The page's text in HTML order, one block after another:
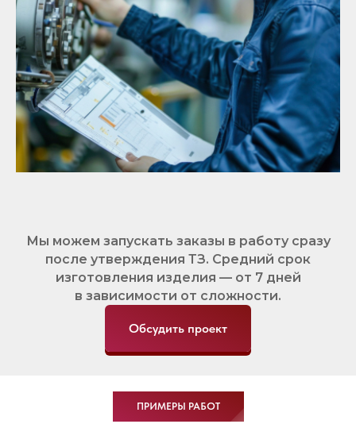
Мы можем запускать заказы в работу сразу
после утверждения ТЗ. Средний срок
изготовления изделия — от 7 дней
в зависимости от сложности.
Обсудить проект
ПРИМЕРЫ РАБОТ